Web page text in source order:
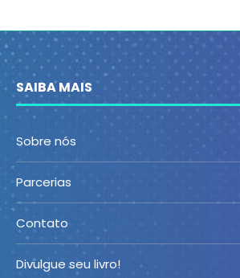
SAIBA MAIS
Sobre nós
Parcerias
Contato
Divulgue seu livro!